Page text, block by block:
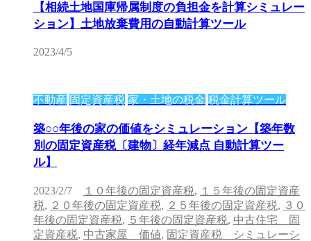
【相続土地国庫帰属制度の負担金を計算シミュレー
ション】土地放棄費用の自動計算ツール
2023/4/5
不動産 固定資産税 家・土地の税金 税金計算ツール
築○○年後の家の価値をシミュレーション【築年数
別の固定資産税〔建物〕経年減点 自動計算ツー
ル】
2023/2/7 １０年後の固定資産税, １５年後の固定資産
税, ２０年後の固定資産税, ２５年後の固定資産税, ３０
年後の固定資産税, ５年後の固定資産税, 中古住宅 固
定資産税, 中古家屋 価値, 固定資産税 シミュレーシ